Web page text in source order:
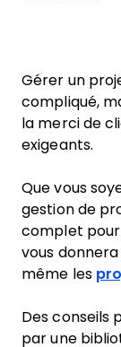
Gérer un
compliqué,
la merci de
exigeants.
Que vous
gestion de
complet
vous
même les
Des conseils
par une